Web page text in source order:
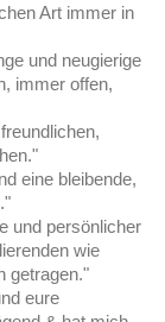
Art immer in
und neugierige
immer offen,
eine bleibende,
und persönlicher
wie
getragen."
eure